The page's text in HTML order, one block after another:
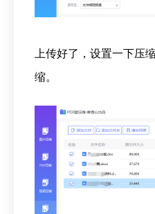
上传好了，设置一下压
缩。